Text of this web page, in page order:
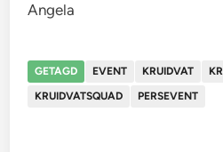
Angela
GETAGD EVENT KRUIDVAT
KRUIDVATSQUAD
PERSEVENT